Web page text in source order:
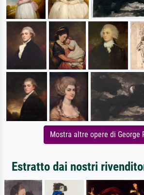
Mostra altre opere di George
Estratto dai nostri